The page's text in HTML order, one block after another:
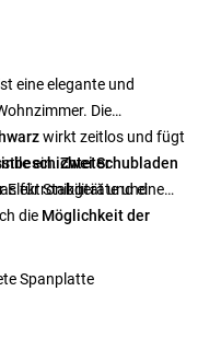
eine elegante und
Die
wirkt zeitlos und fügt
ein.Zwei Schubladen
Elektronikgeräte und
für Stabilität und eine
die Möglichkeit der
Spanplatte